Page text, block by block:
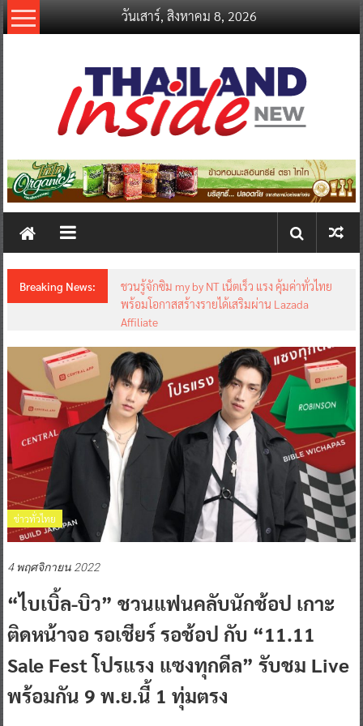
Skip
to
วันเสาร์, สิงหาคม 8, 2026
thailandinsidenew.com
Thailand
New
Breaking News:
ชวนรู้จักซิม my by NT เน็ตเร็ว แรง คุ้มค่าทั่วไทย
พร้อมโอกาสสร้างรายได้เสริมผ่าน Lazada
Affiliate
ข่าวทั่วไทย
4 พฤศจิกายน 2022
“ไบเบิ้ล-บิว” ชวนแฟนคลับนักช้อป เกาะ
ติดหน้าจอ รอเชียร์ รอช้อป กับ “11.11
Sale Fest โปรแรง แซงทุกดีล” รับชม Live
พร้อมกัน 9 พ.ย.นี้ 1 ทุ่มตรง